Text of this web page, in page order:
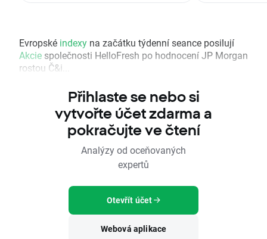
Evropské indexy na začátku týdenní seance posilují
Akcie společnosti HelloFresh po hodnocení JP Morgan
rostou Č&i...
Přihlaste se nebo si
vytvořte účet zdarma a
pokračujte ve čtení
Analýzy od oceňovaných
expertů
Otevřít účet
Webová aplikace